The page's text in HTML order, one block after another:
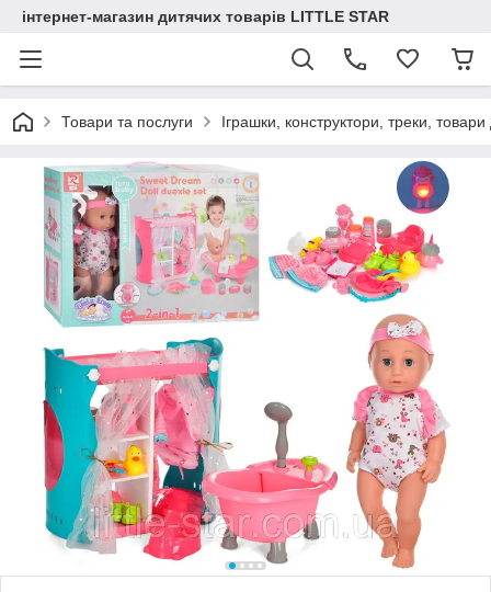
інтернет-магазин дитячих товарів LITTLE STAR
Товари та послуги Іграшки, конструктори, треки, товари